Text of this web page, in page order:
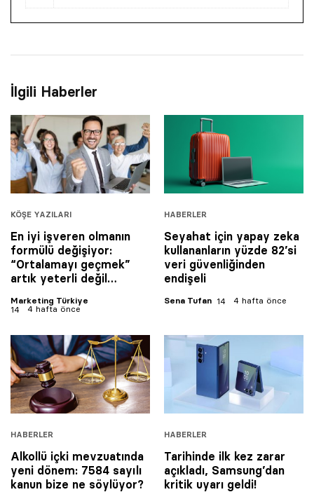
İlgili Haberler
KÖŞE YAZILARI
En iyi işveren olmanın
formülü değişiyor:
“Ortalamayı geçmek”
artık yeterli değil…
Marketing Türkiye
4 hafta önce
HABERLER
Seyahat için yapay zeka
kullananların yüzde 82’si
veri güvenliğinden
endişeli
Sena Tufan 4 hafta önce
HABERLER
Alkollü içki mevzuatında
yeni dönem: 7584 sayılı
kanun bize ne söylüyor?
HABERLER
Tarihinde ilk kez zarar
açıkladı, Samsung’dan
kritik uyarı geldi!